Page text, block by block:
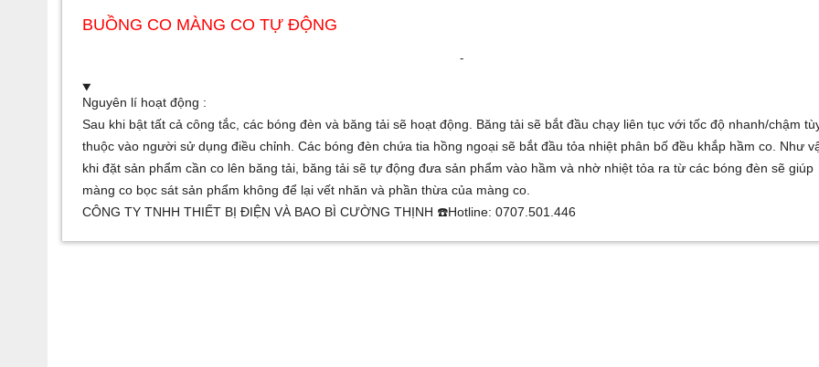
BUỒNG CO MÀNG CO TỰ ĐỘNG
-
Nguyên lí hoạt động :
Sau khi bật tất cả công tắc, các bóng đèn và băng tải sẽ hoạt động. Băng tải sẽ bắt đầu chạy liên tục với tốc độ nhanh/chậm
thuộc vào người sử dụng điều chỉnh. Các bóng đèn chứa tia hồng ngoại sẽ bắt đầu tỏa nhiệt phân bố đều khắp hầm co. Như
khi đặt sản phẩm cần co lên băng tải, băng tải sẽ tự động đưa sản phẩm vào hầm và nhờ nhiệt tỏa ra từ các bóng đèn sẽ giúp
màng co bọc sát sản phẩm không để lại vết nhăn và phần thừa của màng co.
CÔNG TY TNHH THIẾT BỊ ĐIỆN VÀ BAO BÌ CƯỜNG THỊNH ☎️Hotline: 0707.501.446